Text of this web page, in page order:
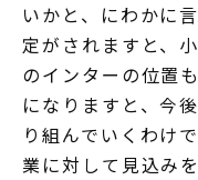
いかと、にわかに
定がされますと、
のインターの位置
になりますと、今
り組んでいくわけ
業に対して見込み